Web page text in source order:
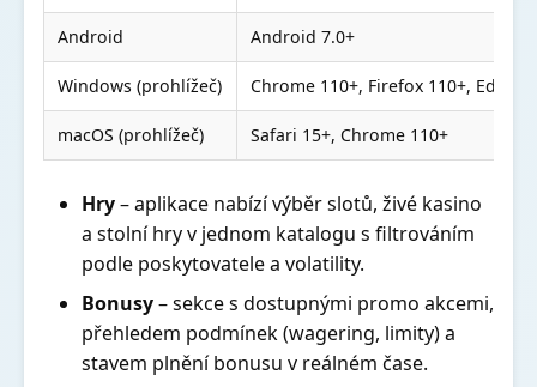
Android Android 7.0+
Windows (prohlížeč) Chrome 110+, Firefox 110+, Edge
macOS (prohlížeč) Safari 15+, Chrome 110+
Hry– aplikace nabízí výběr slotů, živé kasino
a stolní hry v jednom katalogu s filtrováním
podle poskytovatele a volatility.
Bonusy– sekce s dostupnými promo akcemi,
přehledem podmínek (wagering, limity) a
stavem plnění bonusu v reálném čase.